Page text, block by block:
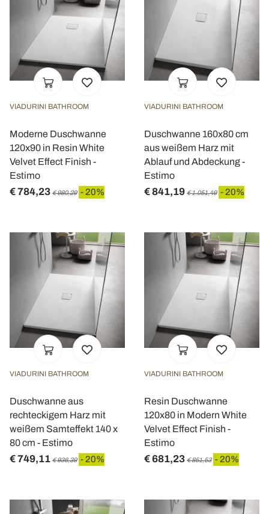
VIADURINI BATHROOM
Moderne Duschwanne
120x90 in Resin White
Velvet Effect Finish -
Estimo
€ 784,23 € 980,29 - 20%
VIADURINI BATHROOM
Duschwanne 160x80 cm
aus weißem Harz mit
Ablauf und Abdeckung -
Estimo
€ 841,19 € 1.051,49 - 20%
VIADURINI BATHROOM
Duschwanne aus
rechteckigem Harz mit
weißem Samteffekt 140 x
80 cm - Estimo
€ 749,11 € 936,39 - 20%
VIADURINI BATHROOM
Resin Duschwanne
120x80 in Modern White
Velvet Effect Finish -
Estimo
€ 681,23 € 851,53 - 20%